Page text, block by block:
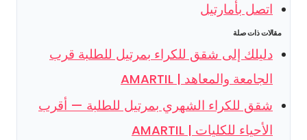
اتصل بأمارتيل
مقالات ذات صلة
دليلك إلى شقق للكراء بمرتيل للطلبة قرب
الجامعة والمعاهد | AMARTIL
شقق للكراء الشهري بمرتيل للطلبة — أقرب
الأحياء للكليات | AMARTIL